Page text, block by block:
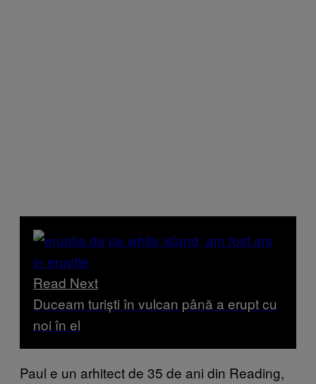
Read Next
Duceam turiști în vulcan până a erupt cu
noi în el
Paul e un arhitect de 35 de ani din Reading,